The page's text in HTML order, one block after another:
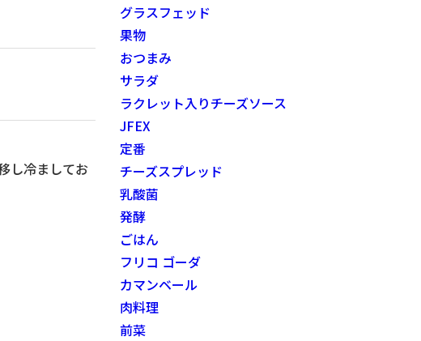
し冷ましてお
グラスフェッド
果物
おつまみ
サラダ
ラクレット入りチーズソース
JFEX
定番
チーズスプレッド
乳酸菌
発酵
ごはん
フリコ ゴーダ
カマンベール
肉料理
前菜